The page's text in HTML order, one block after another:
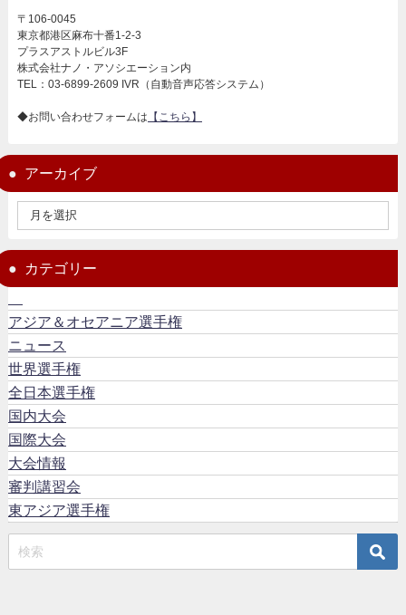
〒106-0045
東京都港区麻布十番1-2-3
プラスアストルビル3F
株式会社ナノ・アソシエーション内
TEL：03-6899-2609 IVR（自動音声応答システム）
◆お問い合わせフォームは 【こちら】
アーカイブ
カテゴリー
アジア＆オセアニア選手権
ニュース
世界選手権
全日本選手権
国内大会
国際大会
大会情報
審判講習会
東アジア選手権